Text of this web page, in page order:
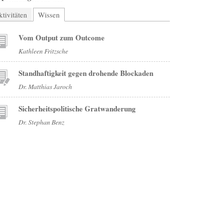
Wissen
Vom Output zum Outcome
Kathleen Fritzsche
Standhaftigkeit gegen drohende Blockaden
Dr. Matthias Jaroch
Sicherheitspolitische Gratwanderung
Dr. Stephan Benz